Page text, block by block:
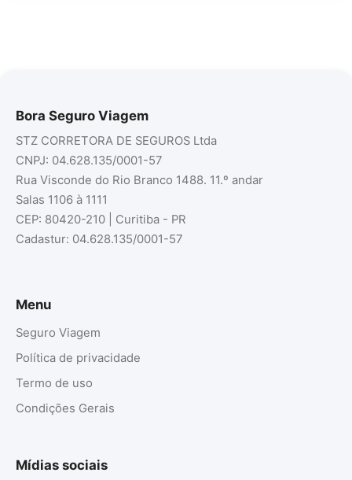
Bora Seguro Viagem
STZ CORRETORA DE SEGUROS Ltda
CNPJ: 04.628.135/0001-57
Rua Visconde do Rio Branco 1488. 11.º andar
Salas 1106 à 1111
CEP: 80420-210 | Curitiba - PR
Cadastur: 04.628.135/0001-57
Menu
Seguro Viagem
Política de privacidade
Termo de uso
Condições Gerais
Mídias sociais